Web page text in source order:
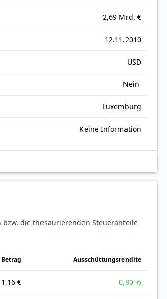
2,69 Mrd. €
12.11.2010
USD
Nein
Luxemburg
Keine Information
die thesaurierenden Steueranteile
Betrag Ausschüttungsrendite
1,16 € 0,80 %